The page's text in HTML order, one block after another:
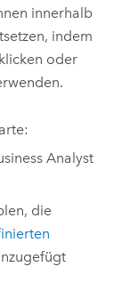
innerhalb
indem
oder
Analyst
die